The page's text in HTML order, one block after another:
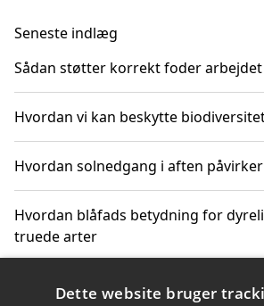
Seneste indlæg
Sådan støtter korrekt foder
Hvordan vi kan beskytte
Hvordan solnedgang i aften
Hvordan blåfads betydning for
truede arter
Hvordan kan gaver til unge voksne
Dette website bruger